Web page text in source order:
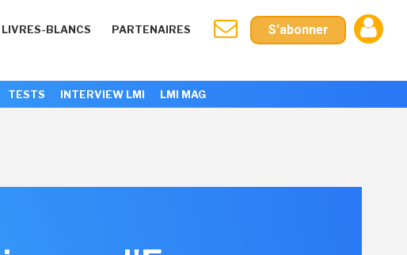
LIVRES-BLANCS PARTENAIRES S'abonner
TESTS INTERVIEW LMI LMI MAG